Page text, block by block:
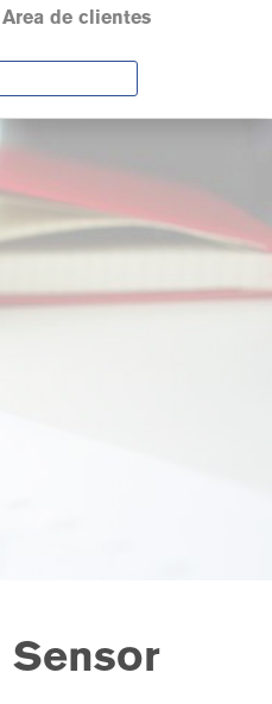
Area de clientes
Sensor